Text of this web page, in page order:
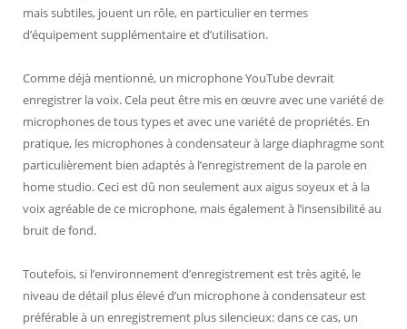
mais subtiles, jouent un rôle, en particulier en termes
d’équipement supplémentaire et d’utilisation.
Comme déjà mentionné, un microphone YouTube devrait
enregistrer la voix. Cela peut être mis en œuvre avec une variété de
microphones de tous types et avec une variété de propriétés. En
pratique, les microphones à condensateur à large diaphragme sont
particulièrement bien adaptés à l’enregistrement de la parole en
home studio. Ceci est dû non seulement aux aigus soyeux et à la
voix agréable de ce microphone, mais également à l’insensibilité au
bruit de fond.
Toutefois, si l’environnement d’enregistrement est très agité, le
niveau de détail plus élevé d’un microphone à condensateur est
préférable à un enregistrement plus silencieux: dans ce cas, un